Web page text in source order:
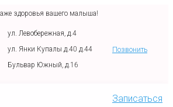
ул. Левобережная, д.4
ул. Янки Купалы д.40 д.44
Бульвар Южный, д.16
здоровья вашего малыша!
Позвонить
Записаться